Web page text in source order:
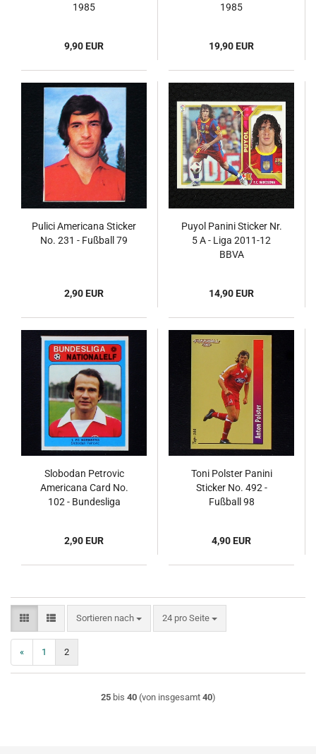
1985
9,90 EUR
1985
19,90 EUR
Pulici Americana Sticker
No. 231 - Fußball 79
2,90 EUR
Puyol Panini Sticker Nr.
5 A - Liga 2011-12
BBVA
14,90 EUR
Slobodan Petrovic
Americana Card No.
102 - Bundesliga
2,90 EUR
Toni Polster Panini
Sticker No. 492 -
Fußball 98
4,90 EUR
Sortieren nach
Sortieren nach 24 pro Seite
pro Seite
« 1 2
25bis 40(von insgesamt 40)